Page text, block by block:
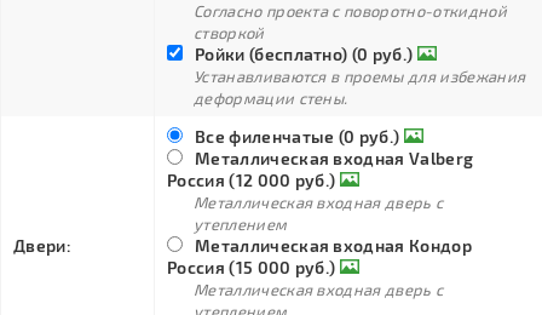
Согласно проекта с поворотно-откидной
створкой
Ройки (бесплатно) (0 руб.)
Устанавливаются в проемы для избежания
деформации стены.
Двери:
Все филенчатые (0 руб.)
Металлическая входная Valberg
Россия (12 000 руб.)
Металлическая входная дверь с
утеплением
Металлическая входная Кондор
Россия (15 000 руб.)
Металлическая входная дверь с